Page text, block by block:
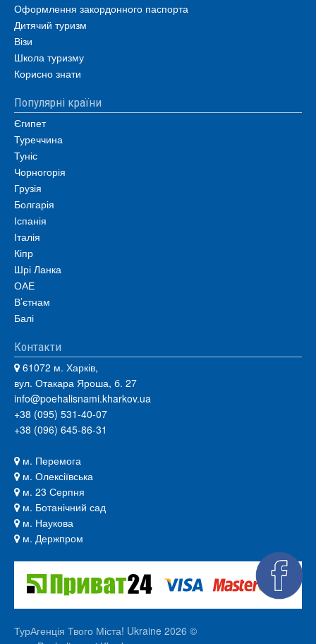
Оформлення закордонного паспорта
Дитячий туризм
Візи
Школа туризму
Корисно знати
Популярні країни
Єгипет
Туреччина
Туніс
Чорногорія
Грузія
Болгарія
Іспанія
Італія
Кіпр
Шрі Ланка
ОАЕ
В’єтнам
Балі
Контакти
61072 м. Харків,
вул. Отакара Яроша, б. 27
info@poehalisnami.kharkov.ua
+38 (095) 531-40-07
+38 (096) 645-86-31
м. Перемога
м. Олексіївська
м. 23 Серпня
м. Ботанічний сад
м. Наукова
м. Держпром
ТурАгенція Твого Міста! Ukraine 2026 ©